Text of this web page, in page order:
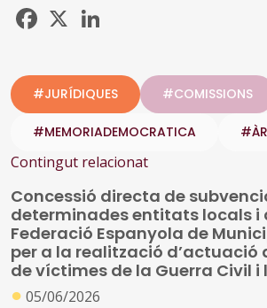
Facebook
#JURÍDIQUES #COMISSIONS
#MEMORIADEMOCRATICA
Contingut relacionat
Concessió directa de
determinades entitats locals i
Federació Espanyola de
per a la realització d’actuació
de víctimes de la Guerra Civil
● 05/06/2026